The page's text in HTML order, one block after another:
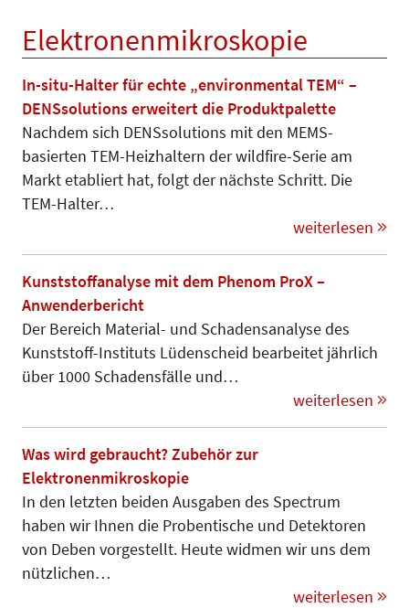
Elektronenmikroskopie
In-situ-Halter für echte „environmental TEM“ –
DENSsolutions erweitert die Produktpalette
Nachdem sich DENSsolutions mit den MEMS-
basierten TEM-Heizhaltern der wildfire-Serie am
Markt etabliert hat, folgt der nächste Schritt. Die
TEM-Halter…
weiterlesen
Kunststoffanalyse mit dem Phenom ProX –
Anwenderbericht
Der Bereich Material- und Schadens­analyse des
Kunststoff-Instituts Lü­den­scheid bearbeitet jährlich
über 1000 Schadensfälle und…
weiterlesen
Was wird gebraucht? Zubehör zur
Elektronenmikroskopie
In den letzten beiden Ausgaben des Spectrum
haben wir Ihnen die Probentische und Detektoren
von Deben vorgestellt. Heute widmen wir uns dem
nützlichen…
weiterlesen